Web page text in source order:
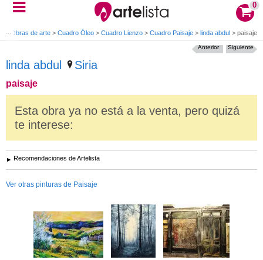
0
> Obras de arte > Cuadro Óleo > Cuadro Lienzo > Cuadro Paisaje > linda abdul > paisaje
linda abdul Siria
paisaje
Siguiente
Anterior
Esta obra ya no está a la venta, pero quizá
te interese:
Recomendaciones de Artelista
Ver otras pinturas de Paisaje